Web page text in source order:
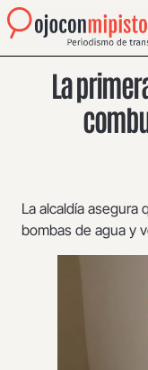
La
La alcaldía asegura
bombas de agua y